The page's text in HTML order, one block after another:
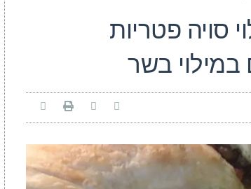
סויה פטריות
במילוי בשר